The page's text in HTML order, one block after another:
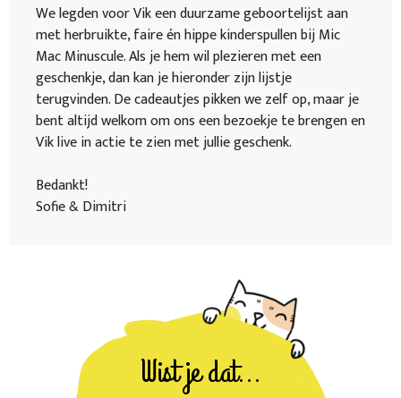
We legden voor Vik een duurzame geboortelijst aan
met herbruikte, faire én hippe kinderspullen bij Mic
Mac Minuscule. Als je hem wil plezieren met een
geschenkje, dan kan je hieronder zijn lijstje
terugvinden. De cadeautjes pikken we zelf op, maar je
bent altijd welkom om ons een bezoekje te brengen en
Vik live in actie te zien met jullie geschenk.
Bedankt!
Sofie & Dimitri
Wist je dat...